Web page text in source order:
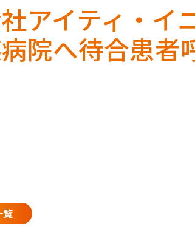
アイティ・イ
院へ待合患者
覧